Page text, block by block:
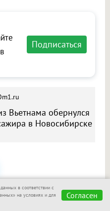
Подписаться
Вьетнама обернулся
в Новосибирске
в соответствии с
на условиях и для
Согласен